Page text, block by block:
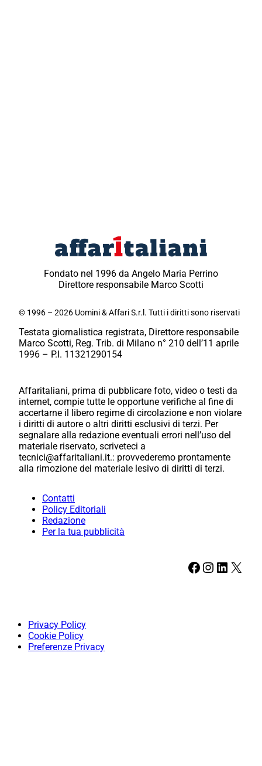
Fondato nel 1996 da Angelo Maria Perrino
Direttore responsabile Marco Scotti
© 1996 – 2026 Uomini & Affari S.r.l. Tutti i diritti sono riservati
Testata giornalistica registrata, Direttore responsabile
Marco Scotti, Reg. Trib. di Milano n° 210 dell’11 aprile
1996 – P.I. 11321290154
Affaritaliani, prima di pubblicare foto, video o testi da
internet, compie tutte le opportune verifiche al fine di
accertarne il libero regime di circolazione e non violare
i diritti di autore o altri diritti esclusivi di terzi. Per
segnalare alla redazione eventuali errori nell’uso del
materiale riservato, scriveteci a
tecnici@affaritaliani.it.: provvederemo prontamente
alla rimozione del materiale lesivo di diritti di terzi.
Contatti
Policy Editoriali
Redazione
Per la tua pubblicità
Facebook Instagram LinkedIn X
Privacy Policy
Cookie Policy
Preferenze Privacy